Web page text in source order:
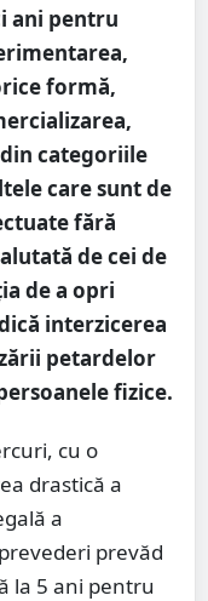
ani pentru
formă,
categoriile
care sunt de
fără
de cei de
de a opri
interzicerea
petardelor
fizice.
cu o
drastică a
a
prevăd
la 5 ani pentru